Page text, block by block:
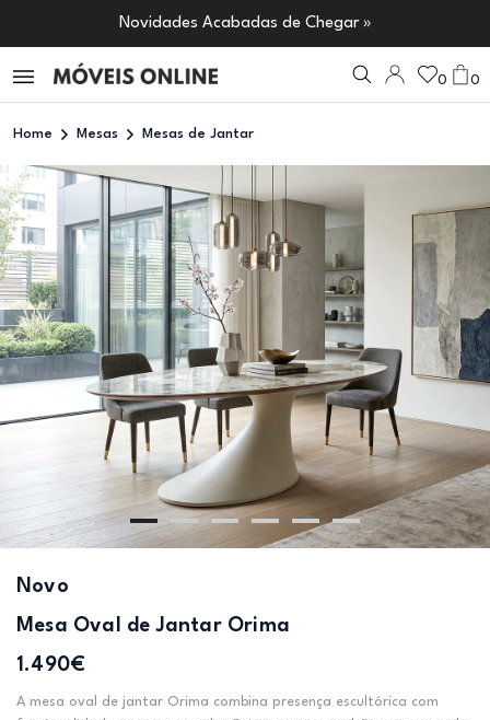
Novidades Acabadas de Chegar »
0 0
Home Mesas Mesas de Jantar
Novo
Mesa Oval de Jantar Orima
1.490€
A mesa oval de jantar Orima combina presença escultórica com